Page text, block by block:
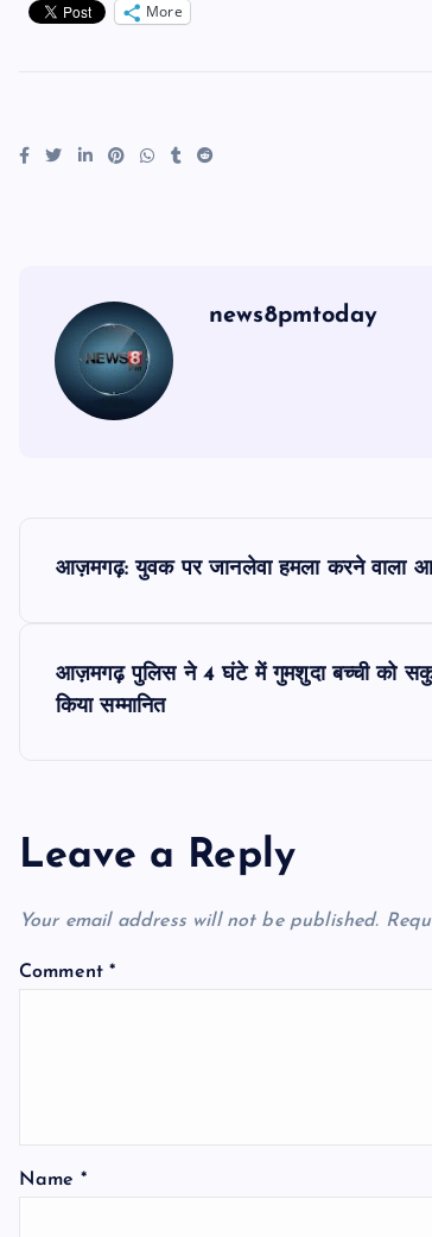
More
news8pmtoday
a
आज़मगढ़: युवक पर जानलेवा हमला करने वाला
आज़मगढ़ पुलिस ने 4 घंटे में गुमशुदा बच्ची को
किया सम्मानित
Leave a Reply
Your email address will not be published.
Comment*
Name *